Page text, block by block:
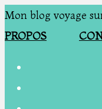
Mon blog voyage
PROPOS